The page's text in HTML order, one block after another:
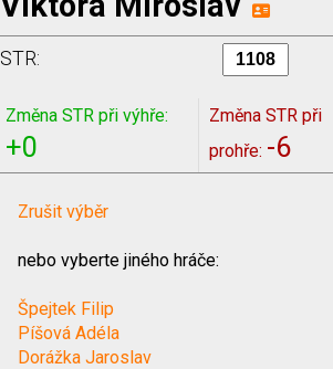
STR:
Změna STR při výhře:
+0
Změna STR při
prohře: -6
Zrušit výběr
nebo vyberte jiného hráče:
Špejtek Filip
Píšová Adéla
Dorážka Jaroslav